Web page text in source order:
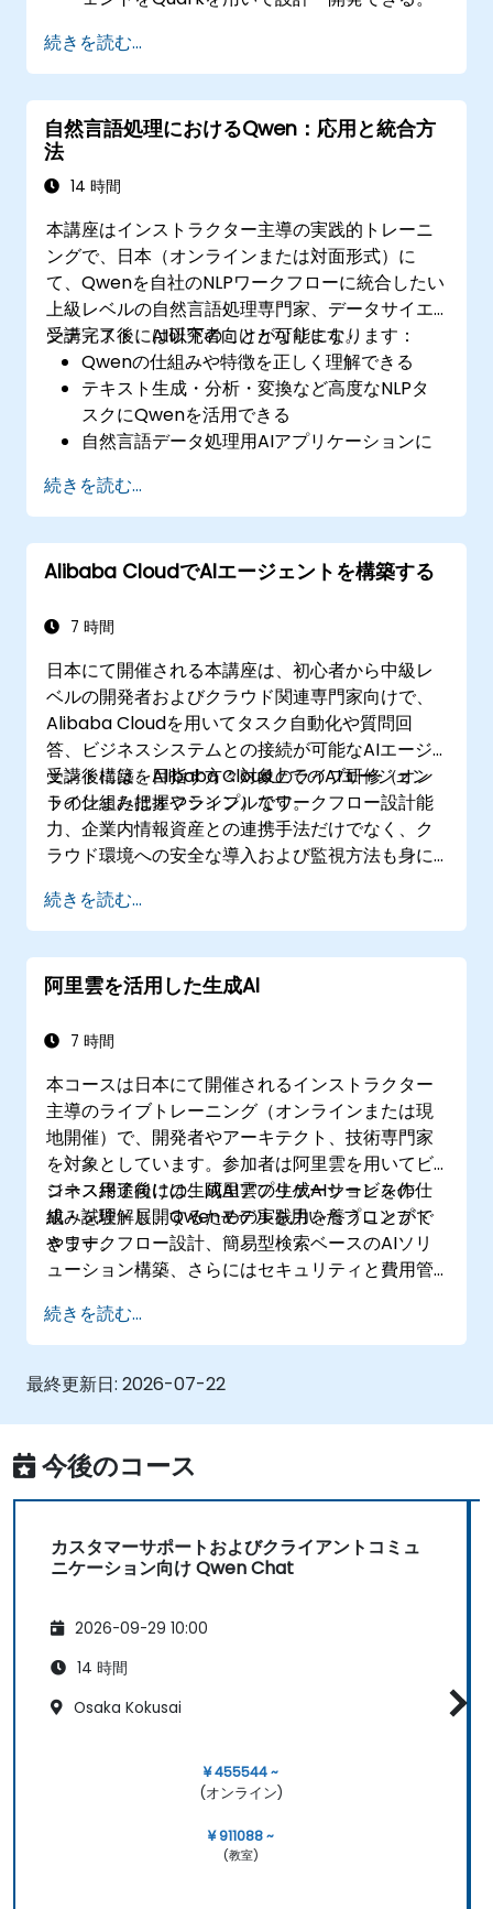
思決定にQuarkを取り入れられる。
リアルタイムの意思決定プロセス用ワークフ
ローもQuarkで構築可能となる。
続きを読む...
自然言語処理におけるQwen：応用と統合方
法
14 時間
本講座はインストラクター主導の実践的トレーニ
ングで、日本（オンラインまたは対面形式）に
て、Qwenを自社のNLPワークフローに統合したい
上級レベルの自然言語処理専門家、データサイエ
ンティスト、AI研究者向けとなります。
受講完了後には以下のことが可能になります：
Qwenの仕組みや特徴を正しく理解できる
テキスト生成・分析・変換など高度なNLPタ
スクにQwenを活用できる
自然言語データ処理用AIアプリケーションに
QwenのAPIやライブラリを用いてNLPワーク
フローを最適化できる
特定用途向けにQwenモデルを評価・微調整
できる
続きを読む...
Alibaba CloudでAIエージェントを構築する
7 時間
日本にて開催される本講座は、初心者から中級レ
ベルの開発者およびクラウド関連専門家向けで、
Alibaba Cloudを用いてタスク自動化や質問回
答、ビジネスシステムとの接続が可能なAIエージ
ェント構築を目指す方々対象のライブ研修（オン
ラインまたはオフライン）です。
受講後には、Alibaba Cloud上でのAIエージェン
トの仕組み把握やシンプルなワークフロー設計能
力、企業内情報資産との連携手法だけでなく、ク
ラウド環境への安全な導入および監視方法も身に
続きを読む...
阿里雲を活用した生成AI
7 時間
本コースは日本にて開催されるインストラクター
主導のライブトレーニング（オンラインまたは現
地開催）で、開発者やアーキテクト、技術専門家
を対象としています。参加者は阿里雲を用いてビ
ジネス用途向けの生成AIアプリケーションを作
成・試験・展開するための実践力を養うことがで
きます。
コース終了後には、阿里雲の生成AIサービスの仕
組みを理解し、Qwenモデルを用いたプロンプト
やワークフロー設計、簡易型検索ベースのAIソリ
ューション構築、さらにはセキュリティと費用管
ようになります。
続きを読む...
最終更新日: 2026-07-22
今後のコース
カスタマーサポートおよびクライアントコミュ
ニケーション向け Qwen Chat
2026-09-29 10:00
14 時間
Osaka Kokusai
¥ 455544 ~
(オンライン)
¥ 911088 ~
(教室)